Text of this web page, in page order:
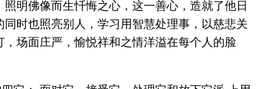
明佛像而生忏悔之心，这一善心，造就了他日
时也照亮别人，学习用智慧处理事，以慈悲关
场面庄严，愉悦祥和之情洋溢在每个人的脸